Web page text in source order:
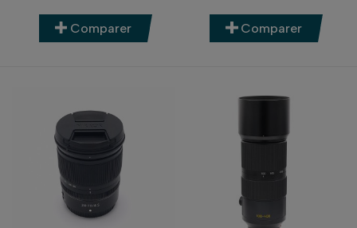
Comparer Comparer